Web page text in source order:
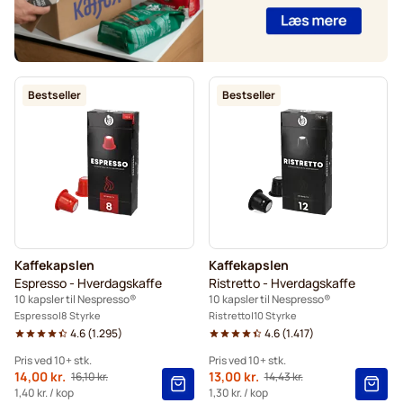
Bestseller
Kaffekapslen
Espresso - Hverdagskaffe
10 kapsler til Nespresso®
Espresso 8 Styrke
4.6(1.295)
Pris ved 10+ stk.
Normalpris
16,10 kr.
Fra
14,00 kr.
1,40 kr./ kop
10+ =14,00 kr.
Bestseller
Kaffekapslen
Ristretto - Hverdagskaffe
10 kapsler til Nespresso®
Ristretto 10 Styrke
4.6(1.417)
Pris ved 10+ stk.
Normalpris
14,43 kr.
Fra
13,00 kr.
1,30 kr./ kop
10+ =13,00 kr.